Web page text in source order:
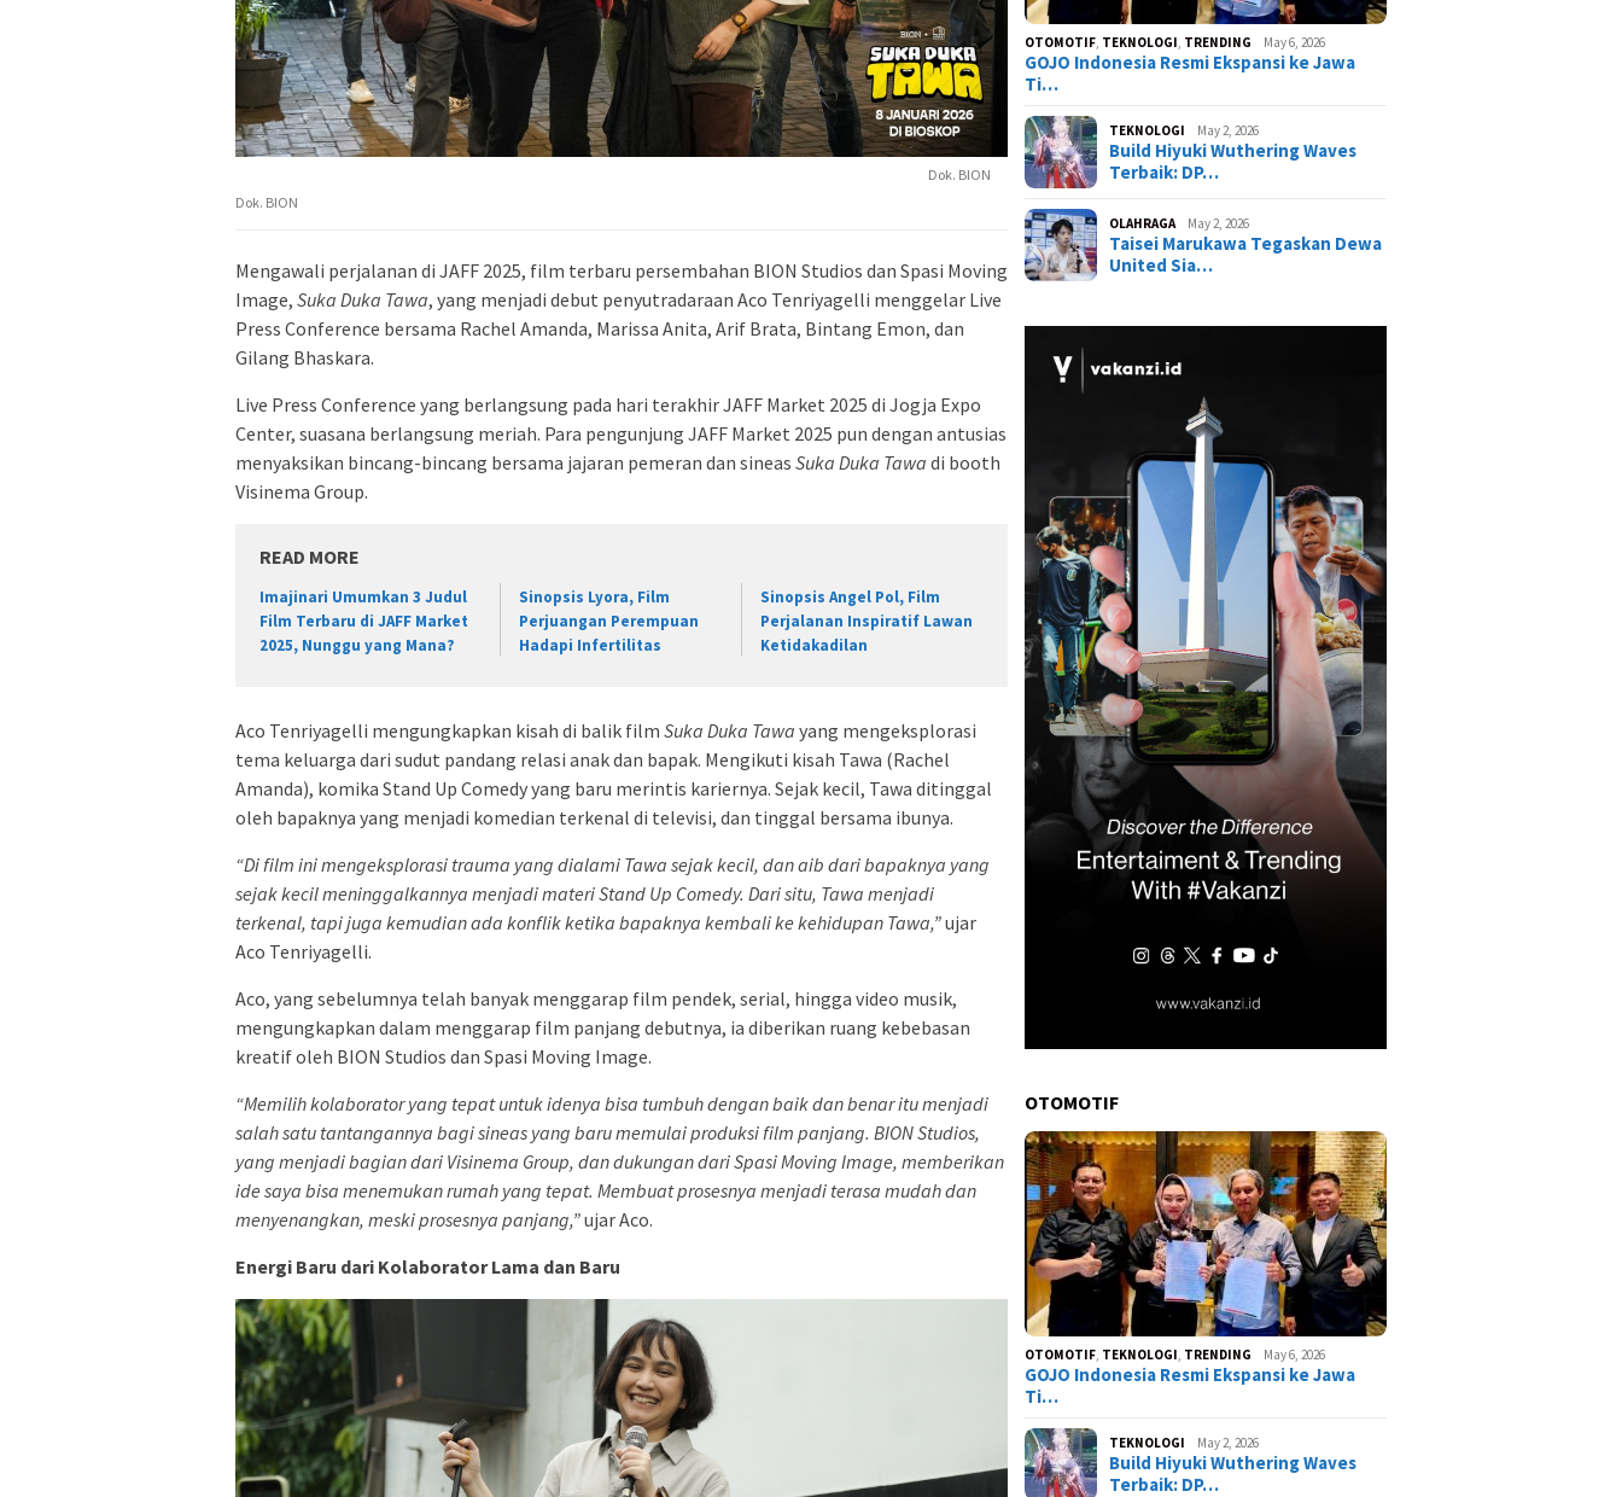
Dok. BION
Dok. BION
Mengawali perjalanan di JAFF 2025, film terbaru persembahan BION Studios dan Spasi Moving
Image, Suka Duka Tawa, yang menjadi debut penyutradaraan Aco Tenriyagelli menggelar Live
Press Conference bersama Rachel Amanda, Marissa Anita, Arif Brata, Bintang Emon, dan
Gilang Bhaskara.
Live Press Conference yang berlangsung pada hari terakhir JAFF Market 2025 di Jogja Expo
Center, suasana berlangsung meriah. Para pengunjung JAFF Market 2025 pun dengan antusias
menyaksikan bincang-bincang bersama jajaran pemeran dan sineas Suka Duka Tawa di booth
Visinema Group.
READ MORE
Imajinari Umumkan 3 Judul
Film Terbaru di JAFF Market
2025, Nunggu yang Mana?
Sinopsis Lyora, Film
Perjuangan Perempuan
Hadapi Infertilitas
Sinopsis Angel Pol, Film
Perjalanan Inspiratif Lawan
Ketidakadilan
Aco Tenriyagelli mengungkapkan kisah di balik film Suka Duka Tawa yang mengeksplorasi
tema keluarga dari sudut pandang relasi anak dan bapak. Mengikuti kisah Tawa (Rachel
Amanda), komika Stand Up Comedy yang baru merintis kariernya. Sejak kecil, Tawa ditinggal
oleh bapaknya yang menjadi komedian terkenal di televisi, dan tinggal bersama ibunya.
“Di film ini mengeksplorasi trauma yang dialami Tawa sejak kecil, dan aib dari bapaknya yang
sejak kecil meninggalkannya menjadi materi Stand Up Comedy. Dari situ, Tawa menjadi
terkenal, tapi juga kemudian ada konflik ketika bapaknya kembali ke kehidupan Tawa,”ujar
Aco Tenriyagelli.
Aco, yang sebelumnya telah banyak menggarap film pendek, serial, hingga video musik,
mengungkapkan dalam menggarap film panjang debutnya, ia diberikan ruang kebebasan
kreatif oleh BION Studios dan Spasi Moving Image.
“Memilih kolaborator yang tepat untuk idenya bisa tumbuh dengan baik dan benar itu menjadi
salah satu tantangannya bagi sineas yang baru memulai produksi film panjang. BION Studios,
yang menjadi bagian dari Visinema Group, dan dukungan dari Spasi Moving Image, memberikan
ide saya bisa menemukan rumah yang tepat. Membuat prosesnya menjadi terasa mudah dan
menyenangkan, meski prosesnya panjang,”ujar Aco.
Energi Baru dari Kolaborator Lama dan Baru
OTOMOTIF TEKNOLOGI TRENDING May 6, 2026
GOJO Indonesia Resmi Ekspansi ke Jawa
Ti…
TEKNOLOGI May 2, 2026
Build Hiyuki Wuthering Waves
Terbaik: DP…
OLAHRAGA May 2, 2026
Taisei Marukawa Tegaskan Dewa
United Sia…
OTOMOTIF
OTOMOTIF, TEKNOLOGI, TRENDING May 6, 2026
GOJO Indonesia Resmi Ekspansi ke Jawa
Ti…
TEKNOLOGI May 2, 2026
Build Hiyuki Wuthering Waves
Terbaik: DP…